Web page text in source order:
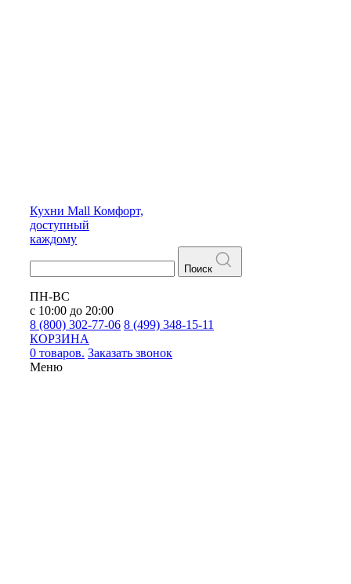
Кухни Mall Комфорт,
доступный
каждому
Поиск
ПН-ВС
с 10:00 до 20:00
8 (800) 302-77-06 8 (499) 348-15-11
КОРЗИНА
0 товаров. Заказать звонок
Меню